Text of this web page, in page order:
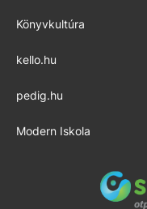
Könyvkultúra
kello.hu
pedig.hu
Modern Iskola